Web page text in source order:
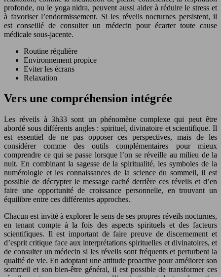
profonde, ou le yoga nidra, peuvent aussi aider à réduire le stress et
à favoriser l’endormissement. Si les réveils nocturnes persistent, il
est conseillé de consulter un médecin pour écarter toute cause
médicale sous-jacente.
Routine régulière
Environnement propice
Eviter les écrans
Relaxation
Vers une compréhension intégrée
Les réveils à 3h33 sont un phénomène complexe qui peut être
abordé sous différents angles : spirituel, divinatoire et scientifique. Il
est essentiel de ne pas opposer ces perspectives, mais de les
considérer comme des outils complémentaires pour mieux
comprendre ce qui se passe lorsque l’on se réveille au milieu de la
nuit. En combinant la sagesse de la spiritualité, les symboles de la
numérologie et les connaissances de la science du sommeil, il est
possible de décrypter le message caché derrière ces réveils et d’en
faire une opportunité de croissance personnelle, en trouvant un
équilibre entre ces différentes approches.
Chacun est invité à explorer le sens de ses propres réveils nocturnes,
en tenant compte à la fois des aspects spirituels et des facteurs
scientifiques. Il est important de faire preuve de discernement et
d’esprit critique face aux interprétations spirituelles et divinatoires, et
de consulter un médecin si les réveils sont fréquents et perturbent la
qualité de vie. En adoptant une attitude proactive pour améliorer son
sommeil et son bien-être général, il est possible de transformer ces